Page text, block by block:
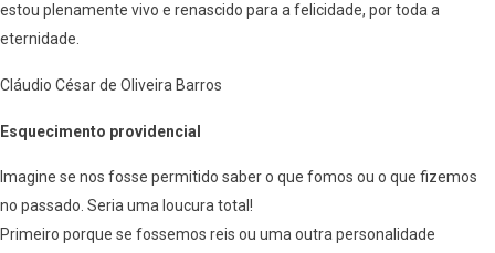
estou plenamente vivo e renascido para a felicidade, por toda a
eternidade.
Cláudio César de Oliveira Barros
Esquecimento providencial
Imagine se nos fosse permitido saber o que fomos ou o que fizemos
no passado. Seria uma loucura total!
Primeiro porque se fossemos reis ou uma outra personalidade